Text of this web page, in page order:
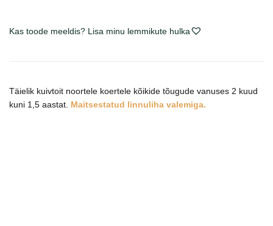
sausas
Kas toode meeldis? Lisa minu lemmikute hulka
Täielik kuivtoit noortele koertele kõikide tõugude vanuses 2 kuud
kuni 1,5 aastat. Maitsestatud linnuliha valemiga.